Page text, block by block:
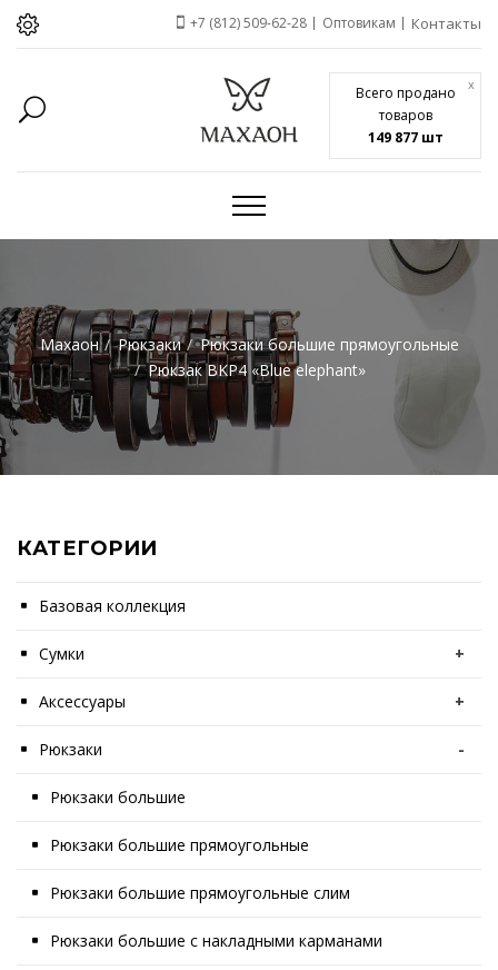
Всего продано
товаров
149 877 шт
x
+7 (812) 509-62-28 Оптовикам Контакты
Махаон Рюкзаки
Рюкзаки большие прямоугольные
Рюкзак BKP4 «Blue elephant»
КАТЕГОРИИ
Базовая коллекция
Сумки +
Аксессуары +
Рюкзаки -
Рюкзаки большие
Рюкзаки большие прямоугольные
Рюкзаки большие прямоугольные слим
Рюкзаки большие с накладными карманами